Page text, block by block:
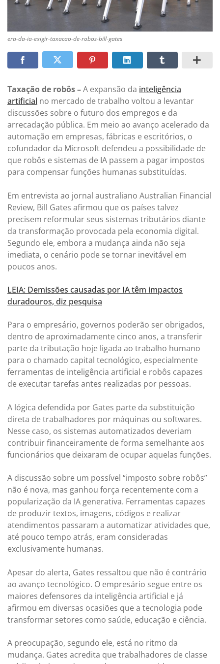
era-da-ia-exigir-taxacao-de-robos-bill-gates
Taxação de robôs –A expansão da inteligência
artificial no mercado de trabalho voltou a levantar
discussões sobre o futuro dos empregos e da
arrecadação pública. Em meio ao avanço acelerado da
automação em empresas, fábricas e escritórios, o
cofundador da Microsoft defendeu a possibilidade de
que robôs e sistemas de IA passem a pagar impostos
para compensar funções humanas substituídas.
Em entrevista ao jornal australiano Australian Financial
Review, Bill Gates afirmou que os países talvez
precisem reformular seus sistemas tributários diante
da transformação provocada pela economia digital.
Segundo ele, embora a mudança ainda não seja
imediata, o cenário pode se tornar inevitável em
poucos anos.
LEIA: Demissões causadas por IA têm impactos
duradouros, diz pesquisa
Para o empresário, governos poderão ser obrigados,
dentro de aproximadamente cinco anos, a transferir
parte da tributação hoje ligada ao trabalho humano
para o chamado capital tecnológico, especialmente
ferramentas de inteligência artificial e robôs capazes
de executar tarefas antes realizadas por pessoas.
A lógica defendida por Gates parte da substituição
direta de trabalhadores por máquinas ou softwares.
Nesse caso, os sistemas automatizados deveriam
contribuir financeiramente de forma semelhante aos
funcionários que deixaram de ocupar aquelas funções.
A discussão sobre um possível “imposto sobre robôs”
não é nova, mas ganhou força recentemente com a
popularização da IA generativa. Ferramentas capazes
de produzir textos, imagens, códigos e realizar
atendimentos passaram a automatizar atividades que,
até pouco tempo atrás, eram consideradas
exclusivamente humanas.
Apesar do alerta, Gates ressaltou que não é contrário
ao avanço tecnológico. O empresário segue entre os
maiores defensores da inteligência artificial e já
afirmou em diversas ocasiões que a tecnologia pode
transformar setores como saúde, educação e ciência.
A preocupação, segundo ele, está no ritmo da
mudança. Gates acredita que trabalhadores de classe